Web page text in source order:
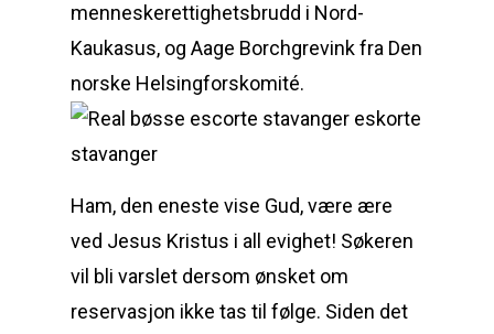
menneskerettighetsbrudd i Nord-
Kaukasus, og Aage Borchgrevink fra Den
norske Helsingforskomité.
Ham, den eneste vise Gud, være ære
ved Jesus Kristus i all evighet! Søkeren
vil bli varslet dersom ønsket om
reservasjon ikke tas til følge. Siden det